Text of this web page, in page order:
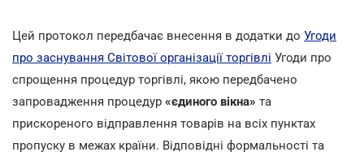
Цей протокол передбачає внесення в додатки до Угоди
про заснування Світової організації торгівлі Угоди про
спрощення процедур торгівлі, якою передбачено
запровадження процедур «єдиного вікна» та
прискореного відправлення товарів на всіх пунктах
пропуску в межах країни. Відповідні формальності та